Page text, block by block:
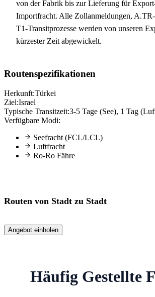
von der Fabrik bis zur Lieferung für
Importfracht. Alle Zollanmeldungen,
T1-Transitprozesse werden von unseren
kürzester Zeit abgewickelt.
Routenspezifikationen
Herkunft:Türkei
Ziel:Israel
Typische Transitzeit:3-5 Tage (See), 1 Tag
Verfügbare Modi:
Seefracht (FCL/LCL)
Luftfracht
Ro-Ro Fähre
Routen von Stadt zu Stadt
Angebot einholen
Häufig Gestellte